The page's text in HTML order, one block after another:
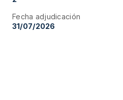
Fecha adjudicación
31/07/2026